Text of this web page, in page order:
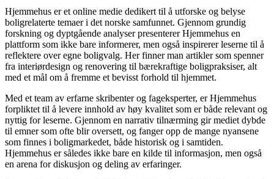
Hjemmehus er et online medie dedikert til å utforske og belyse
boligrelaterte temaer i det norske samfunnet. Gjennom grundig
forskning og dyptgående analyser presenterer Hjemmehus en
plattform som ikke bare informerer, men også inspirerer leserne til å
reflektere over egne boligvalg. Her finner man artikler som spenner
fra interiørdesign og renovering til bærekraftige boligpraksiser, alt
med et mål om å fremme et bevisst forhold til hjemmet.
Med et team av erfarne skribenter og fageksperter, er Hjemmehus
forpliktet til å levere innhold av høy kvalitet som er både relevant og
nyttig for leserne. Gjennom en narrativ tilnærming gir mediet dybde
til emner som ofte blir oversett, og fanger opp de mange nyansene
som finnes i boligmarkedet, både historisk og i samtiden.
Hjemmehus er således ikke bare en kilde til informasjon, men også
en arena for diskusjon og deling av erfaringer.